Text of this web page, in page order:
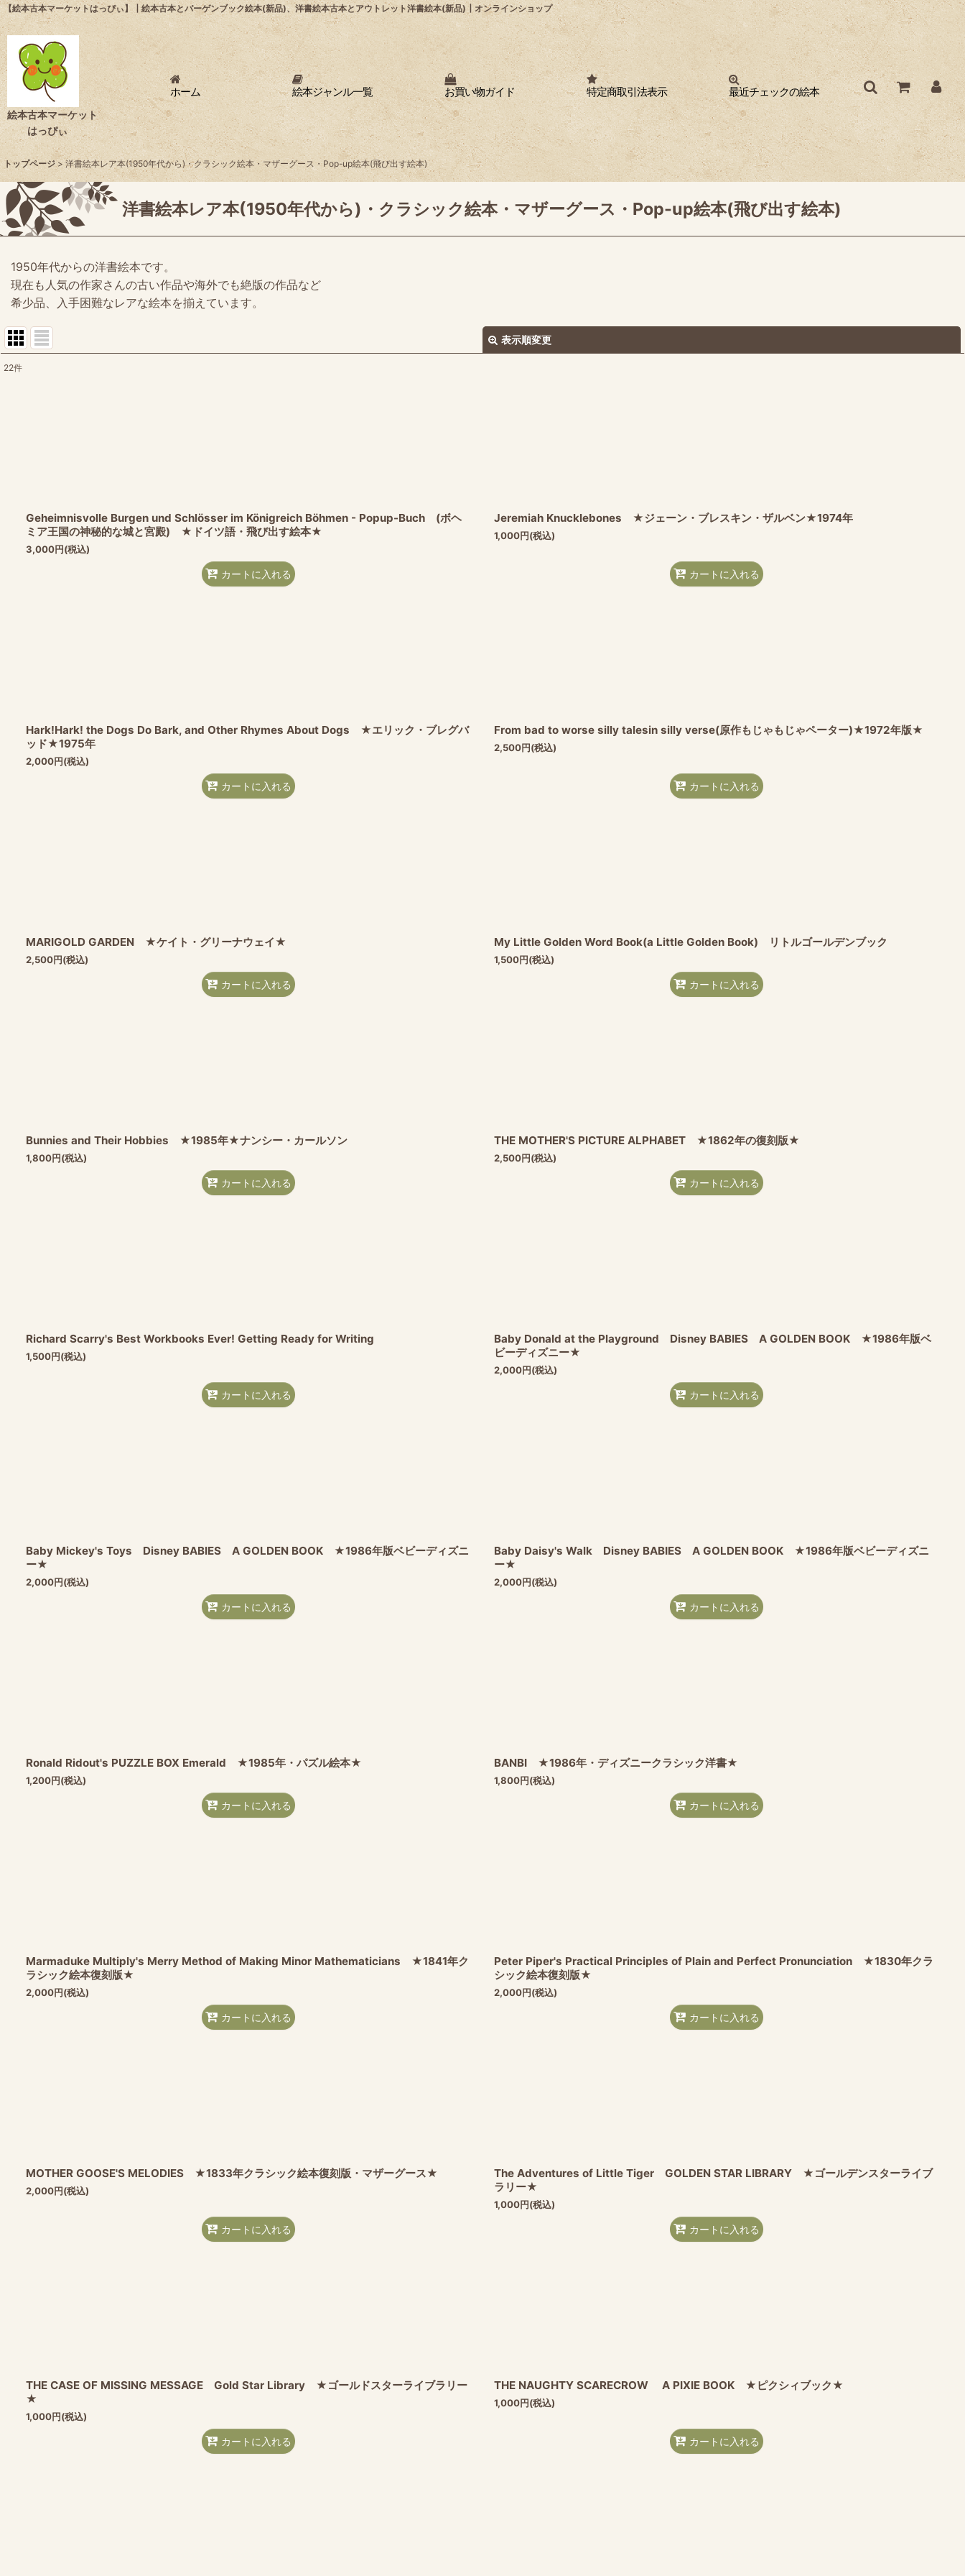
【絵本古本マーケットはっぴぃ】┃絵本古本とバーゲンブック絵本(新品)、洋書絵本古本とアウトレット洋書絵本(新品)┃オンラインショップ
絵本古本マーケット
はっぴぃ
ホーム 絵本ジャンル一覧 お買い物ガイド 特定商取引法表示 最近チェックの絵本
トップページ > 洋書絵本レア本(1950年代から)・クラシック絵本・マザーグース・Pop-up絵本(飛び出す絵本)
洋書絵本レア本(1950年代から)・クラシック絵本・マザーグース・Pop-up絵本(飛び出す絵本)
1950年代からの洋書絵本です。
現在も人気の作家さんの古い作品や海外でも絶版の作品など
希少品、入手困難なレアな絵本を揃えています。
表示順変更
22件
Geheimnisvolle Burgen und Schlösser im Königreich Böhmen - Popup-Buch (ボヘ
ミア王国の神秘的な城と宮殿) ★ドイツ語・飛び出す絵本★
3,000円(税込)
カートに入れる
Jeremiah Knucklebones ★ジェーン・ブレスキン・ザルベン★1974年
1,000円(税込)
カートに入れる
Hark!Hark! the Dogs Do Bark, and Other Rhymes About Dogs ★エリック・ブレグバ
ッド★1975年
2,000円(税込)
カートに入れる
From bad to worse silly talesin silly verse(原作もじゃもじゃペーター)★1972年版★
2,500円(税込)
カートに入れる
MARIGOLD GARDEN ★ケイト・グリーナウェイ★
2,500円(税込)
カートに入れる
My Little Golden Word Book(a Little Golden Book) リトルゴールデンブック
1,500円(税込)
カートに入れる
Bunnies and Their Hobbies ★1985年★ナンシー・カールソン
1,800円(税込)
カートに入れる
THE MOTHER'S PICTURE ALPHABET ★1862年の復刻版★
2,500円(税込)
カートに入れる
Richard Scarry's Best Workbooks Ever! Getting Ready for Writing
1,500円(税込)
カートに入れる
Baby Donald at the Playground Disney BABIES A GOLDEN BOOK ★1986年版ベ
ビーディズニー★
2,000円(税込)
カートに入れる
Baby Mickey's Toys Disney BABIES A GOLDEN BOOK ★1986年版ベビーディズニ
ー★
2,000円(税込)
カートに入れる
Baby Daisy's Walk Disney BABIES A GOLDEN BOOK ★1986年版ベビーディズニ
ー★
2,000円(税込)
カートに入れる
Ronald Ridout's PUZZLE BOX Emerald ★1985年・パズル絵本★
1,200円(税込)
カートに入れる
BANBI ★1986年・ディズニークラシック洋書★
1,800円(税込)
カートに入れる
Marmaduke Multiply's Merry Method of Making Minor Mathematicians ★1841年ク
ラシック絵本復刻版★
2,000円(税込)
カートに入れる
Peter Piper's Practical Principles of Plain and Perfect Pronunciation ★1830年クラ
シック絵本復刻版★
2,000円(税込)
カートに入れる
MOTHER GOOSE'S MELODIES ★1833年クラシック絵本復刻版・マザーグース★
2,000円(税込)
カートに入れる
The Adventures of Little Tiger GOLDEN STAR LIBRARY ★ゴールデンスターライブ
ラリー★
1,000円(税込)
カートに入れる
THE CASE OF MISSING MESSAGE Gold Star Library ★ゴールドスターライブラリー
★
1,000円(税込)
カートに入れる
THE NAUGHTY SCARECROW A PIXIE BOOK ★ピクシィブック★
1,000円(税込)
カートに入れる